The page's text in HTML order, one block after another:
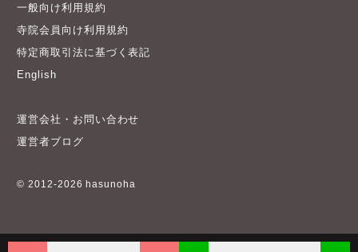
一般向け利用規約
寺院会員向け利用規約
特定商取引法に基づく表記
English
運営会社・お問い合わせ
運営者ブログ
© 2012-2026 hasunoha